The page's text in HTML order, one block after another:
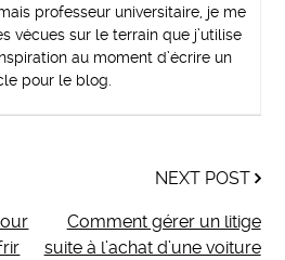
professeur universitaire, je me
vécues sur le terrain que j’utilise
au moment d’écrire un
pour le blog.
NEXT POST
Comment gérer un litige
suite à l’achat d’une voiture